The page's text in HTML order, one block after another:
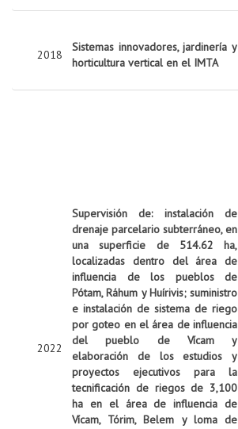
2018
Sistemas innovadores, jardinería y
horticultura vertical en el IMTA
2022
Supervisión de: instalación de
drenaje parcelario subterráneo, en
una superficie de 514.62 ha,
localizadas dentro del área de
influencia de los pueblos de
Pótam, Ráhum y Huírivis; suministro
e instalación de sistema de riego
por goteo en el área de influencia
del pueblo de Vícam y
elaboración de los estudios y
proyectos ejecutivos para la
tecnificación de riegos de 3,100
ha en el área de influencia de
Vícam, Tórim, Belem y loma de